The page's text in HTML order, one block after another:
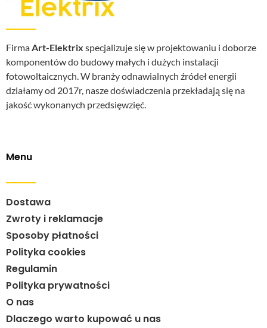
FirmaArt-Elektrix specjalizuje się w projektowaniu i doborze
komponentów do budowy małych i dużych instalacji
fotowoltaicznych. W branży odnawialnych źródeł energii
działamy od 2017r, nasze doświadczenia przekładają się na
jakość wykonanych przedsięwzięć.
Menu
Dostawa
Zwroty i reklamacje
Sposoby płatności
Polityka cookies
Regulamin
Polityka prywatności
O nas
Dlaczego warto kupować u nas